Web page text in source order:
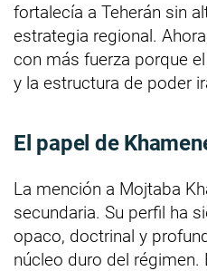
fortalecía a Teherán sin
estrategia regional.
con más fuerza porque
y la estructura de poder
El papel de
La mención a Mojtaba
secundaria. Su perfil ha
opaco, doctrinal y
núcleo duro del